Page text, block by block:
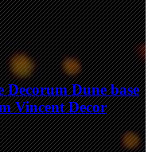
Dune base
Vincent Decor